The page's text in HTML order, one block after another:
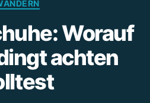
Worauf
achten